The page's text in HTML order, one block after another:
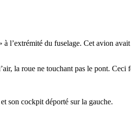
l’extrémité du fuselage. Cet avion
la roue ne touchant pas le pont. Ceci
son cockpit déporté sur la gauche.